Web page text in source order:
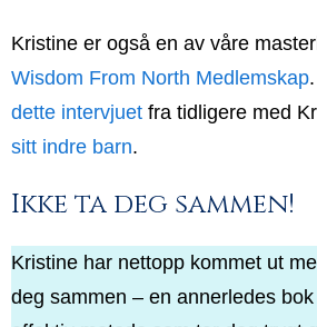
Kristine er også en av våre
Wisdom From North Medlemskap
dette intervjuet fra tidligere med
sitt indre barn.
Ikke ta deg sammen!
Kristine har nettopp kommet ut
deg sammen – en annerledes